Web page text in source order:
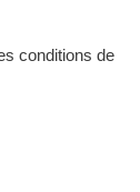
conditions de